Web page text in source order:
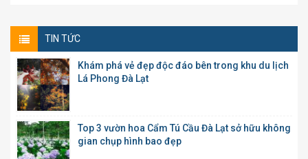
TIN TỨC
Khám phá vẻ đẹp độc đáo bên trong khu du lịch
Lá Phong Đà Lạt
Top 3 vườn hoa Cẩm Tú Cầu Đà Lạt sở hữu không
gian chụp hình bao đẹp